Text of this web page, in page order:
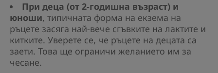
При деца (от 2-годишна възраст) и
юноши, типичната форма на екзема на
ръцете засяга най-вече сгъвките на лактите и
китките. Уверете се, че ръцете на децата са
заети. Това ще ограничи желанието им за
чесане.